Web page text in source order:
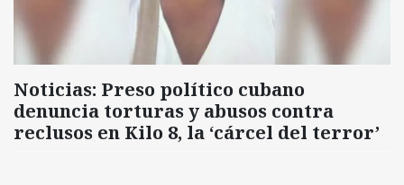
Noticias: Preso político cubano
denuncia torturas y abusos contra
reclusos en Kilo 8, la ‘cárcel del terror’